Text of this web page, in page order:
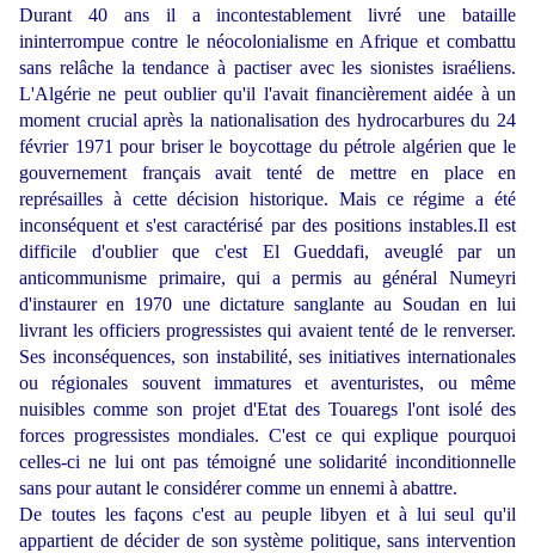
Durant 40 ans il a incontestablement livré une bataille
ininterrompue contre le néocolonialisme en Afrique et combattu
sans relâche la tendance à pactiser avec les sionistes israéliens.
L'Algérie ne peut oublier qu'il l'avait financièrement aidée à un
moment crucial après la nationalisation des hydrocarbures du 24
février 1971 pour briser le boycottage du pétrole algérien que le
gouvernement français avait tenté de mettre en place en
représailles à cette décision historique. Mais ce régime a été
inconséquent et s'est caractérisé par des positions instables.Il est
difficile d'oublier que c'est El Gueddafi, aveuglé par un
anticommunisme primaire, qui a permis au général Numeyri
d'instaurer en 1970 une dictature sanglante au Soudan en lui
livrant les officiers progressistes qui avaient tenté de le renverser.
Ses inconséquences, son instabilité, ses initiatives internationales
ou régionales souvent immatures et aventuristes, ou même
nuisibles comme son projet d'Etat des Touaregs l'ont isolé des
forces progressistes mondiales. C'est ce qui explique pourquoi
celles-ci ne lui ont pas témoigné une solidarité inconditionnelle
sans pour autant le considérer comme un ennemi à abattre.
De toutes les façons c'est au peuple libyen et à lui seul qu'il
appartient de décider de son système politique, sans intervention